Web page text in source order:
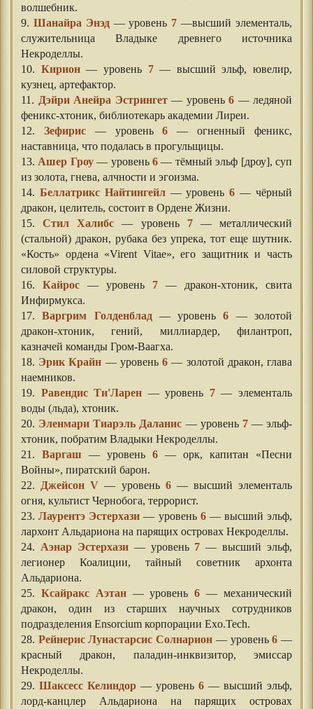
волшебник.
9. Шанайра Энэд— уровень 7 —высший элементаль,
служительница Владыке древнего источника
Некроделлы.
10. Кирион— уровень 7— высший эльф, ювелир,
кузнец, артефактор.
11. Дэйри Анейра Эстрингет— уровень 6 — ледяной
феникс-хтоник, библиотекарь академии Лиреи.
12. Зефирис— уровень6 — огненный феникс,
наставница, что подалась в прогульщицы.
13.Ашер Гроу— уровень6 — тёмный эльф [дроу], суп
из золота, гнева, алчности и эгоизма.
14. Беллатрикс Найтингейл— уровень6 — чёрный
дракон, целитель, состоит в Ордене Жизни.
15.Стил Халибс — уровень 7— металлический
(стальной) дракон, рубака без упрека, тот еще шутник.
«Кость» ордена «Virent Vitae», его защитник и часть
силовой структуры.
16. Кайрос — уровень 7 — дракон-хтоник, свита
Инфирмукса.
17.Варгрим Голденблад— уровень6 — золотой
дракон-хтоник, гений, миллиардер, филантроп,
казначей команды Гром-Ваагха.
18. Эрик Крайн — уровень6 — золотой дракон, глава
наемников.
19. Равендис Ти'Ларен — уровень 7— элементаль
воды (льда), хтоник.
20. Эленмари Тиарэль Даланис — уровень 7— эльф-
хтоник, побратим Владыки Некроделлы.
21. Варгаш — уровень 6 — орк, капитан «Песни
Войны», пиратский барон.
22.Джейсон V — уровень 6— высший элементаль
огня, культист Чернобога, террорист.
23.Лаурентэ Эстерхази — уровень 6— высший эльф,
лархонт Альдариона на парящих островах Некроделлы.
24. Аэнар Эстерхази— уровень 7 — высший эльф,
легионер Коалиции, тайный советник архонта
Альдариона.
25. Ксайракс Аэтан— уровень6 — механический
дракон, один из старших научных сотрудников
подразделения Ensorcium корпорации Exo.Tech.
28. Рейнерис Лунастарсис Солнарион — уровень6 —
красный дракон, паладин-инквизитор, эмиссар
Некроделлы.
29. Шаксесс Келиндор — уровень 6 — высший эльф,
лорд-канцлер Альдариона на парящих островах